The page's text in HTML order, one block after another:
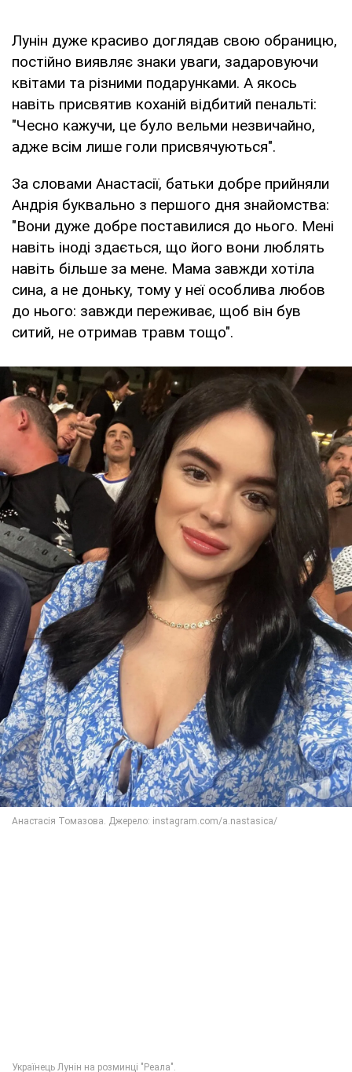
Лунін дуже красиво доглядав свою обраницю,
постійно виявляє знаки уваги, задаровуючи
квітами та різними подарунками. А якось
навіть присвятив коханій відбитий пенальті:
"Чесно кажучи, це було вельми незвичайно,
адже всім лише голи присвячуються".
За словами Анастасії, батьки добре прийняли
Андрія буквально з першого дня знайомства:
"Вони дуже добре поставилися до нього. Мені
навіть іноді здається, що його вони люблять
навіть більше за мене. Мама завжди хотіла
сина, а не доньку, тому у неї особлива любов
до нього: завжди переживає, щоб він був
ситий, не отримав травм тощо".